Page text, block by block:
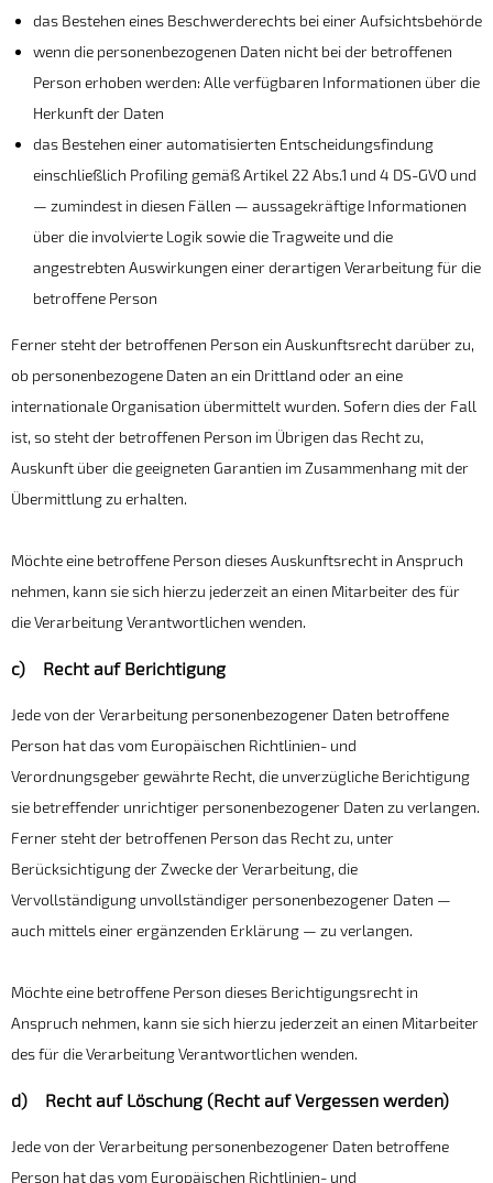
das Bestehen eines Beschwerderechts bei einer Aufsichtsbehörde
wenn die personenbezogenen Daten nicht bei der betroffenen
Person erhoben werden: Alle verfügbaren Informationen über die
Herkunft der Daten
das Bestehen einer automatisierten Entscheidungsfindung
einschließlich Profiling gemäß Artikel 22 Abs.1 und 4 DS-GVO und
— zumindest in diesen Fällen — aussagekräftige Informationen
über die involvierte Logik sowie die Tragweite und die
angestrebten Auswirkungen einer derartigen Verarbeitung für die
betroffene Person
Ferner steht der betroffenen Person ein Auskunftsrecht darüber zu,
ob personenbezogene Daten an ein Drittland oder an eine
internationale Organisation übermittelt wurden. Sofern dies der Fall
ist, so steht der betroffenen Person im Übrigen das Recht zu,
Auskunft über die geeigneten Garantien im Zusammenhang mit der
Übermittlung zu erhalten.
Möchte eine betroffene Person dieses Auskunftsrecht in Anspruch
nehmen, kann sie sich hierzu jederzeit an einen Mitarbeiter des für
die Verarbeitung Verantwortlichen wenden.
c) Recht auf Berichtigung
Jede von der Verarbeitung personenbezogener Daten betroffene
Person hat das vom Europäischen Richtlinien- und
Verordnungsgeber gewährte Recht, die unverzügliche Berichtigung
sie betreffender unrichtiger personenbezogener Daten zu verlangen.
Ferner steht der betroffenen Person das Recht zu, unter
Berücksichtigung der Zwecke der Verarbeitung, die
Vervollständigung unvollständiger personenbezogener Daten —
auch mittels einer ergänzenden Erklärung — zu verlangen.
Möchte eine betroffene Person dieses Berichtigungsrecht in
Anspruch nehmen, kann sie sich hierzu jederzeit an einen Mitarbeiter
des für die Verarbeitung Verantwortlichen wenden.
d) Recht auf Löschung (Recht auf Vergessen werden)
Jede von der Verarbeitung personenbezogener Daten betroffene
Person hat das vom Europäischen Richtlinien- und